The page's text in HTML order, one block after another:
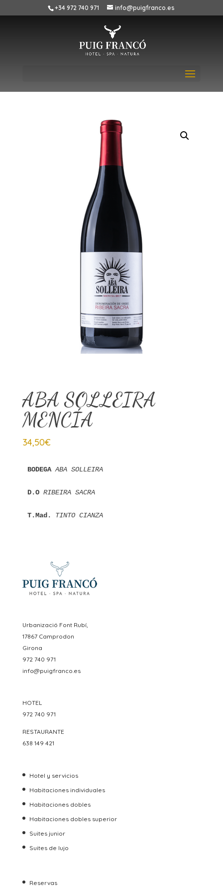
+34 972 740 971 info@puigfranco.es
ABA SOLLEIRA
MENCÍA
34,50€
BODEGA ABA SOLLEIRA
D.O RIBEIRA SACRA
T.Mad. TINTO CIANZA
Urbanizació Font Rubí,
17867 Camprodon
Girona
972 740 971
info@puigfranco.es
HOTEL
972 740 971
RESTAURANTE
638 149 421
Hotel y servicios
Habitaciones individuales
Habitaciones dobles
Habitaciones dobles superior
Suites junior
Suites de lujo
Reservas